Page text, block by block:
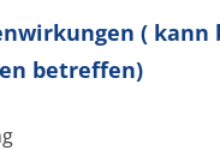
( kann
betreffen)